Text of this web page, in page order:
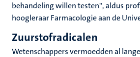
behandeling willen testen", aldus
hoogleraar Farmacologie aan de
Zuurstofradicalen
Wetenschappers vermoedden al